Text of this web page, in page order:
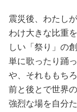
震災後、わたし
わけ大きな比重
しい「祭り」の
単に歌ったり踊
や、それももち
前と後とで世界
強烈な場を自分